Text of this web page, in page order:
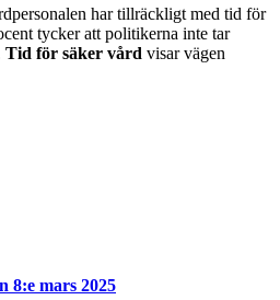
har tillräckligt med tid för
tycker att politikerna inte tar
Tid för säker vård visar vägen
8:e mars 2025